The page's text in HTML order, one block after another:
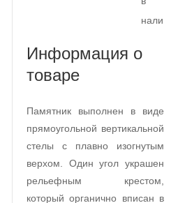
Информация о
товаре
Памятник выполнен в виде
прямоугольной вертикальной
стелы с плавно изогнутым
верхом. Один угол украшен
рельефным крестом,
который органично вписан в